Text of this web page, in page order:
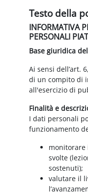
Testo della
INFORMATIVA
PERSONALI
Base giuridica
Ai sensi dell’art.
di un compito di
all'esercizio di
Finalità e
I dati personali
funzionamento
monitorare
svolte
sostenuti);
valutare il